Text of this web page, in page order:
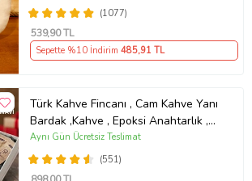
(1077)
539,90 TL
Sepette %10 İndirim 485,91 TL
Türk Kahve Fincanı , Cam Kahve Yanı
Bardak ,Kahve , Epoksi Anahtarlık ,
Kahvesever Hediye Seti AYN34
KŞSL
(551)
Aynı Gün Ücretsiz Teslimat